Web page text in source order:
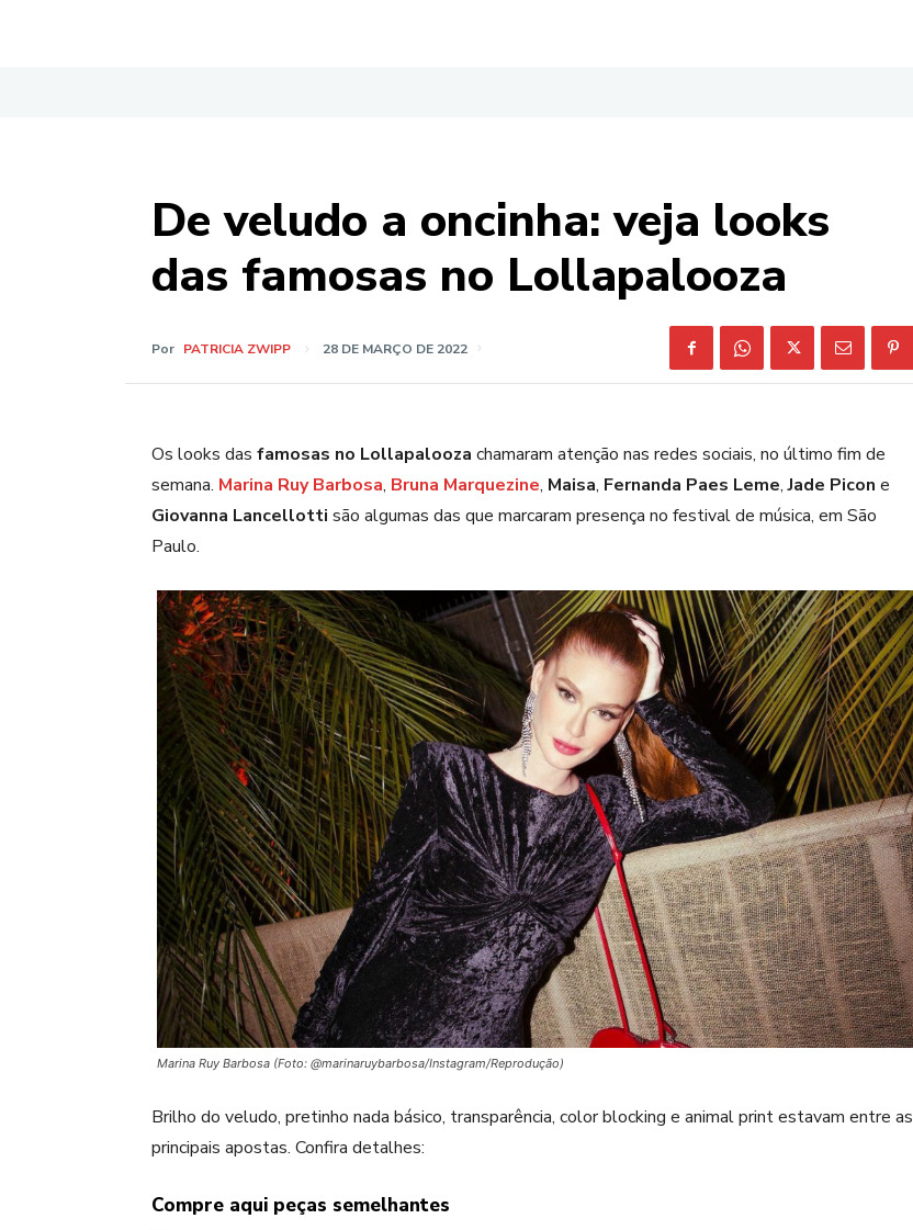
De veludo a oncinha: veja looks
das famosas no Lollapalooza
Por PATRICIA ZWIPP 28 DE MARÇO DE 2022
Os looks das famosas no Lollapalooza chamaram atenção nas redes sociais, no último fim de
semana. Marina Ruy Barbosa, Bruna Marquezine, Maisa, Fernanda Paes Leme,Jade Picon e
Giovanna Lancellotti são algumas das que marcaram presença no festival de música, em São
Paulo.
Marina Ruy Barbosa (Foto: @marinaruybarbosa/Instagram/Reprodução)
Brilho do veludo, pretinho nada básico, transparência, color blocking e animal print estavam entre as
principais apostas. Confira detalhes:
Compre aqui peças semelhantes